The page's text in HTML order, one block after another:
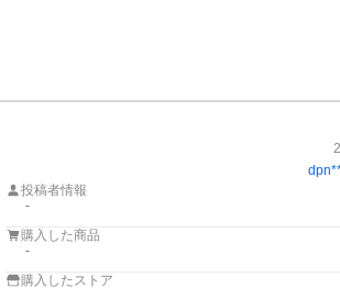
投稿者情報
-
購入した商品
-
購入したストア